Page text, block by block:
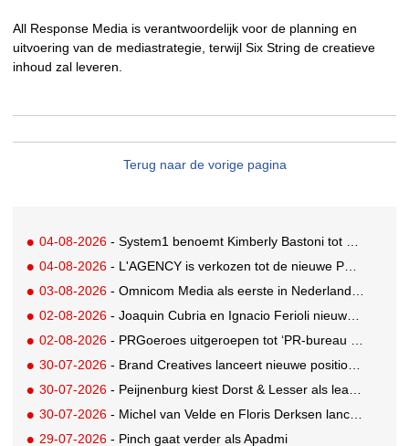
All Response Media is verantwoordelijk voor de planning en
uitvoering van de mediastrategie, terwijl Six String de creatieve
inhoud zal leveren.
Terug naar de vorige pagina
04-08-2026 - System1 benoemt Kimberly Bastoni tot Gobal Chief Commercial Officer
04-08-2026 - L'AGENCY is verkozen tot de nieuwe PR-partner van KoRo
03-08-2026 - Omnicom Media als eerste in Nederland actief met advertenties in ChatGPT
02-08-2026 - Joaquin Cubria en Ignacio Ferioli nieuwe Global CCO’s GUT, Renata Neumann Global Head of Production
02-08-2026 - PRGoeroes uitgeroepen tot ‘PR-bureau van het jaar 2026’
30-07-2026 - Brand Creatives lanceert nieuwe positionering: Create to Celebrate
30-07-2026 - Peijnenburg kiest Dorst & Lesser als lead social agency
30-07-2026 - Michel van Velde en Floris Derksen lanceren I.C.Y. group: drie specialistische bureaus, één visie op groei
29-07-2026 - Pinch gaat verder als Apadmi